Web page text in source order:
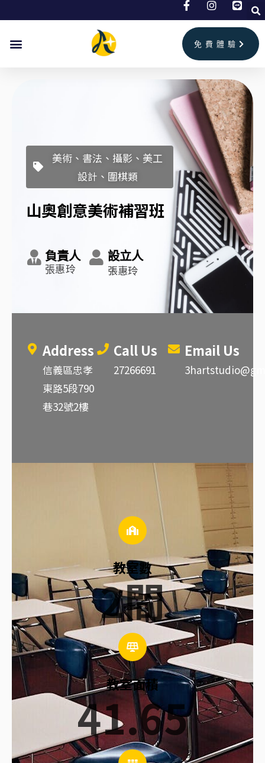
免費體驗
美術、書法、攝影、美工
設計、圍棋類
山奧創意美術補習班
負責人
張惠玲
設立人
張惠玲
Address
信義區忠孝
東路5段790
巷32號2樓
Call Us
27266691
Email Us
2間
教室數
教室面積
41.65